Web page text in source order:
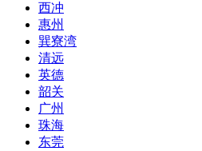
西冲
惠州
巽寮湾
清远
英德
韶关
广州
珠海
东莞